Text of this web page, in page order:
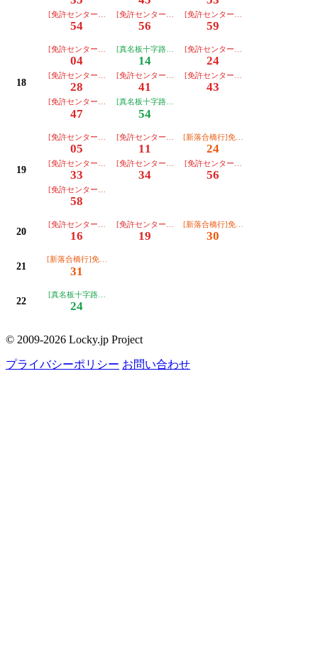
[免許センター行][川越]【３番のりば】
54
[免許センター行][東部]【３番のりば】
56
[免許センター行][朝日]【３番のりば
59
18
[免許センター行][朝日]【３番のりば】
04
[真名板十字路行]免許ｾﾝﾀｰ経由【２番のりば】
14
[免許センター行][川越]【３番のりば
24
[免許センター行][朝日]【３番のりば】
28
[免許センター行][朝日]【３番のりば】
41
[免許センター行][川越]【３番のりば
43
[免許センター行][朝日]【３番のりば】
47
[真名板十字路行]免許ｾﾝﾀｰ経由【２番のりば】
54
19
[免許センター行][朝日]【３番のりば】
05
[免許センター行][川越]【３番のりば】
11
[新落合橋行]免許ｾﾝﾀｰ経由【２番のり
24
[免許センター行][朝日]【３番のりば】
33
[免許センター行][川越]【３番のりば】
34
[免許センター行][朝日]【３番のりば
56
[免許センター行][川越]【３番のりば】
58
20
[免許センター行][川越]【３番のりば】
16
[免許センター行][朝日]【３番のりば】
19
[新落合橋行]免許ｾﾝﾀｰ経由【２番のり
30
21
[新落合橋行]免許ｾﾝﾀｰ経由【２番のりば】
31
22
[真名板十字路行]免許ｾﾝﾀｰ経由【２番のりば】
24
© 2009-2026 Locky.jp Project
プライバシーポリシー お問い合わせ